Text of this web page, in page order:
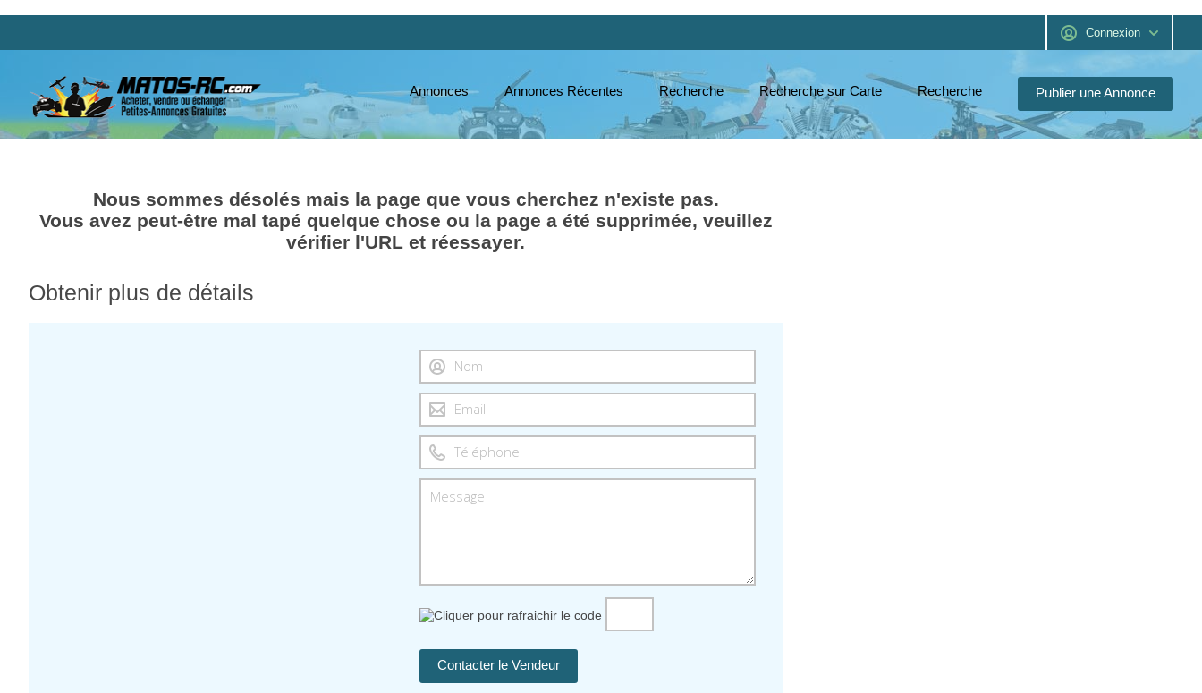
Connexion
Publier une Annonce
Annonces Annonces Récentes Recherche Recherche sur Carte Recherche
Nous sommes désolés mais la page que vous cherchez n'existe pas.
Vous avez peut-être mal tapé quelque chose ou la page a été supprimée, veuillez
vérifier l'URL et réessayer.
Obtenir plus de détails